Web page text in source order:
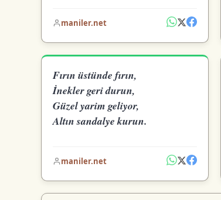
maniler.net
Fırın üstünde fırın,
İnekler geri durun,
Güzel yarim geliyor,
Altın sandalye kurun.
maniler.net